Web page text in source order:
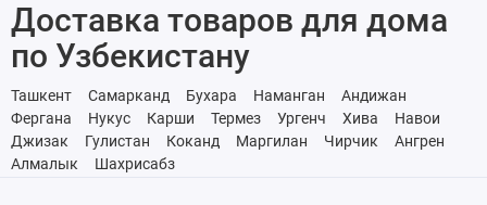
Доставка товаров для дома
по Узбекистану
Ташкент Самарканд Бухара Наманган
Андижан
Фергана
Нукус Карши Термез Ургенч Хива
Навои
Джизак
Гулистан Коканд Маргилан Чирчик
Ангрен
Алмалык
Шахрисабз